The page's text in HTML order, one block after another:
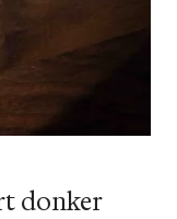
donker